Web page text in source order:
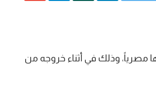
مصرياً، وذلك في أثناء خروجه من